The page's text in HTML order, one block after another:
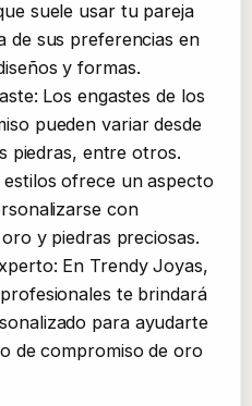
suele usar tu pareja
de sus preferencias en
y formas.
Los engastes de los
pueden variar desde
piedras, entre otros.
ofrece un aspecto
con
y piedras preciosas.
En Trendy Joyas,
te brindará
para ayudarte
de compromiso de oro